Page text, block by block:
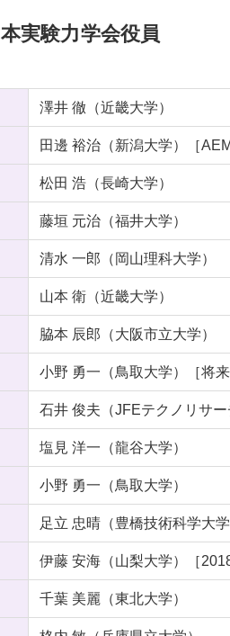
実験力学会役員
澤井 徹（近畿大学）
田邊 裕治（新潟大学）［
松田 浩（長崎大学）
藤垣 元治（福井大学）
清水 一郎（岡山理科大学）
山本 衛（近畿大学）
脇本 辰郎（大阪市立大学）
小野 勇一（鳥取大学）［将
石井 俊夫（JFEテクノリサ
塩見 洋一（龍谷大学）
小野 勇一（鳥取大学）
足立 忠晴（豊橋技術科学大
伊藤 安海（山梨大学）［
千葉 美麗（東北大学）